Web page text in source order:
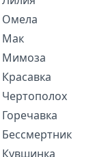
Омела
Мак
Мимоза
Красавка
Чертополох
Горечавка
Бессмертник
Кувшинка